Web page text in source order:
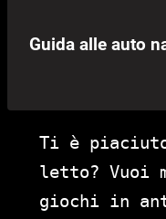
Guida alle auto
Ti è
letto? Vuoi
giochi in